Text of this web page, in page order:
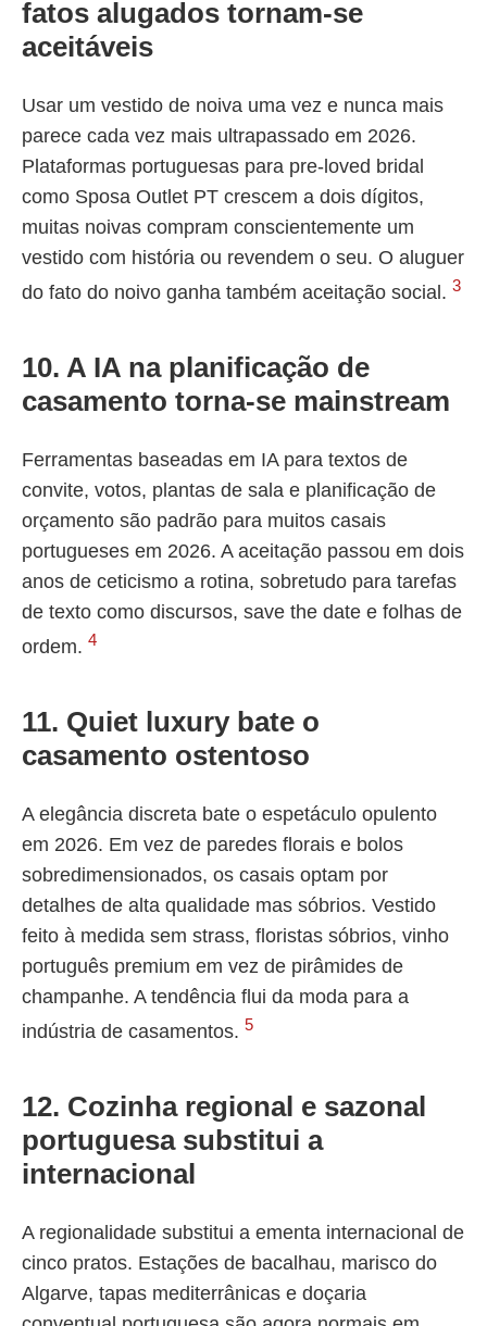
fatos alugados tornam-se
aceitáveis
Usar um vestido de noiva uma vez e nunca mais
parece cada vez mais ultrapassado em 2026.
Plataformas portuguesas para pre-loved bridal
como Sposa Outlet PT crescem a dois dígitos,
muitas noivas compram conscientemente um
vestido com história ou revendem o seu. O aluguer
do fato do noivo ganha também aceitação social. 3
10. A IA na planificação de
casamento torna-se mainstream
Ferramentas baseadas em IA para textos de
convite, votos, plantas de sala e planificação de
orçamento são padrão para muitos casais
portugueses em 2026. A aceitação passou em dois
anos de ceticismo a rotina, sobretudo para tarefas
de texto como discursos, save the date e folhas de
ordem. 4
11. Quiet luxury bate o
casamento ostentoso
A elegância discreta bate o espetáculo opulento
em 2026. Em vez de paredes florais e bolos
sobredimensionados, os casais optam por
detalhes de alta qualidade mas sóbrios. Vestido
feito à medida sem strass, floristas sóbrios, vinho
português premium em vez de pirâmides de
champanhe. A tendência flui da moda para a
indústria de casamentos. 5
12. Cozinha regional e sazonal
portuguesa substitui a
internacional
A regionalidade substitui a ementa internacional de
cinco pratos. Estações de bacalhau, marisco do
Algarve, tapas mediterrânicas e doçaria